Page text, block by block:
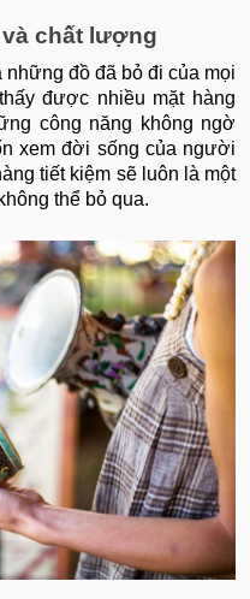
chất lượng
những đồ đã bỏ đi của mọi
được nhiều mặt hàng
công năng không ngờ
xem đời sống của người
tiết kiệm sẽ luôn là một
thể bỏ qua.